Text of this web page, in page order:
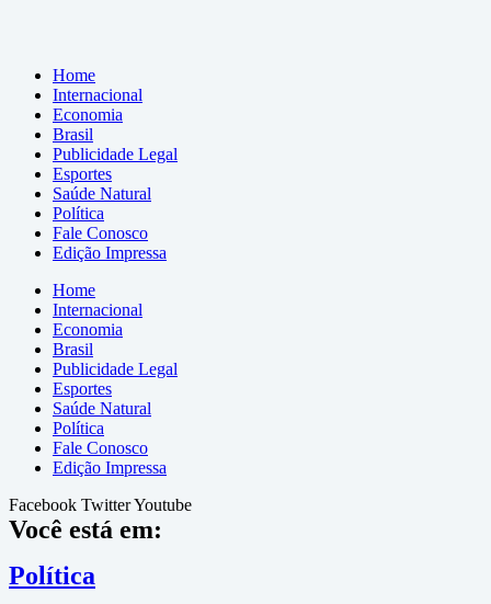
Home
Internacional
Economia
Brasil
Publicidade Legal
Esportes
Saúde Natural
Política
Fale Conosco
Edição Impressa
Home
Internacional
Economia
Brasil
Publicidade Legal
Esportes
Saúde Natural
Política
Fale Conosco
Edição Impressa
Facebook TwitterYoutube
Você está em:
Política